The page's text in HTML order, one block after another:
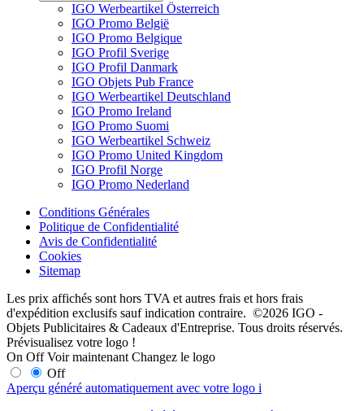
IGO Werbeartikel Österreich
IGO Promo België
IGO Promo Belgique
IGO Profil Sverige
IGO Profil Danmark
IGO Objets Pub France
IGO Werbeartikel Deutschland
IGO Promo Ireland
IGO Promo Suomi
IGO Werbeartikel Schweiz
IGO Promo United Kingdom
IGO Profil Norge
IGO Promo Nederland
Conditions Générales
Politique de Confidentialité
Avis de Confidentialité
Cookies
Sitemap
Les prix affichés sont hors TVA et autres frais et hors frais
d'expédition exclusifs sauf indication contraire. ©2026 IGO -
Objets Publicitaires & Cadeaux d'Entreprise. Tous droits réservés.
Prévisualisez votre logo !
On Off Voir maintenant Changez le logo
Off
Aperçu généré automatiquement avec votre logo i